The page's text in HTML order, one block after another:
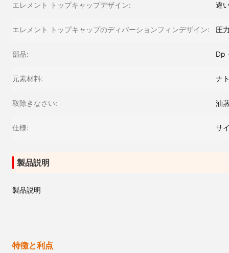
エレメント トップキャップデザイン: 違
エレメント トップキャップのディバーションフィンデザイン: 圧
部品: Dp
元素材料: ナ
取除きなさい: 油
仕様: サ
製品説明
製品説明
特徴と利点